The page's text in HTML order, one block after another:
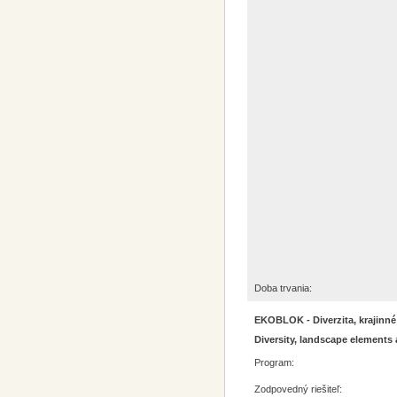
Doba trvania:
EKOBLOK - Diverzita,
Diversity, landscape
Program:
Zodpovedný riešiteľ: